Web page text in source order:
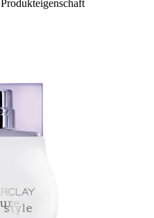
Produkteigenschaft